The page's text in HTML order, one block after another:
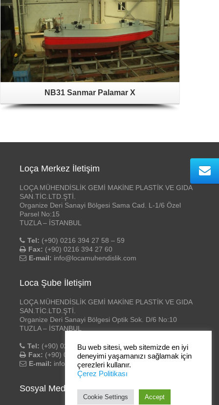
NB31 Sanmar Palamar X
Loça Merkez İletişim
LOÇA MÜHENDİSLİK GEMİ MAKİNE PLASTİK VE GIDA
SAN.TİC.LTD.ŞTİ.
Organize Deri Sanayi Bölgesi Sama Cad. L-1/6 Özel
Parsel No:15
TUZLA – İSTANBUL
Tel: (+90) 0216 394 27 58 – 59
Fax: (+90) 0216 394 27 60
E-mail: info@locamuhendislik.com
Loca Şube İletişim
LOÇA MÜHENDİSLİK GEMİ MAKİNE PLASTİK VE GIDA
SAN.TİC.LTD.ŞTİ.
Organize Deri Sanayi Bölgesi Optik Sok. D/6 No:10
TUZLA – İSTANBUL
Tel: (+90) 0216 394 27 58 – 59
Fax: (+90) 0216 394 27 60
E-mail: info@locamuhendislik.com
Sosyal Medya
Bu web sitesi, web sitemizde en iyi
deneyimi yaşamanızı sağlamak için
çerezleri kullanır.
Çerez Politikası
Cookie Settings Accept